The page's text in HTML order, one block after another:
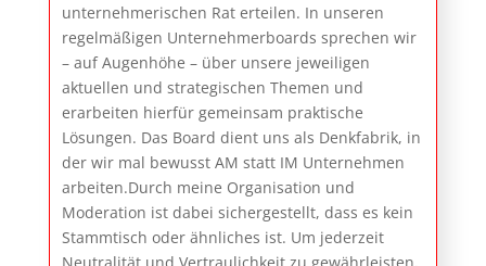
unternehmerischen Rat erteilen. In unseren
regelmäßigen Unternehmerboards sprechen wir
– auf Augenhöhe – über unsere jeweiligen
aktuellen und strategischen Themen und
erarbeiten hierfür gemeinsam praktische
Lösungen. Das Board dient uns als Denkfabrik, in
der wir mal bewusst AM statt IM Unternehmen
arbeiten.Durch meine Organisation und
Moderation ist dabei sichergestellt, dass es kein
Stammtisch oder ähnliches ist. Um jederzeit